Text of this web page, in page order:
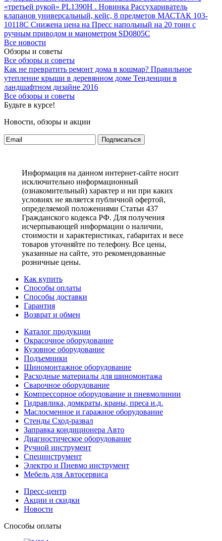
«третьей рукой» PL1390H . Новинка Рассухариватель
клапанов универсальный, кейс, 8 предметов МАСТАК 103-
10118C Снижена цена на Пресс напольный на 20 тонн с
ручным приводом и манометром SD0805C
Все новости
Обзоры и советы
Все обзоры и советы
Как не превратить ремонт дома в кошмар? Правильное
утепление крыши в деревянном доме Тенденции в
ландшафтном дизайне 2016
Все обзоры и советы
Будьте в курсе!
Новости, обзоры и акции
Подписаться
Информация на данном интернет-сайте носит
исключительно информационный
(ознакомительный) характер и ни при каких
условиях не является публичной офертой,
определяемой положениями Статьи 437
Гражданского кодекса РФ. Для получения
исчерпывающей информации о наличии,
стоимости и характеристиках, габаритах и весе
товаров уточняйте по телефону. Все цены,
указанные на сайте, это рекомендованные
розничные цены.
Как купить
Способы оплаты
Способы доставки
Гарантия
Возврат и обмен
Каталог продукции
Окрасочное оборудование
Кузовное оборудование
Подъемники
Шиномонтажное оборудование
Расходные материалы для шиномонтажа
Сварочное оборудование
Компрессорное оборудование и пневмолинии
Гидравлика, домкраты, краны, преса и.д.
Маслосменное и гаражное оборудование
Стенды Сход-развал
Заправка кондиционера Авто
Диагностическое оборудование
Ручной инструмент
Специнструмент
Электро и Пневмо инструмент
Мебель для Автосервиса
Пресс-центр
Акции и скидки
Новости
Способы оплаты